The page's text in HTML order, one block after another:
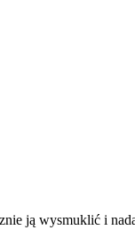
ją wysmuklić i